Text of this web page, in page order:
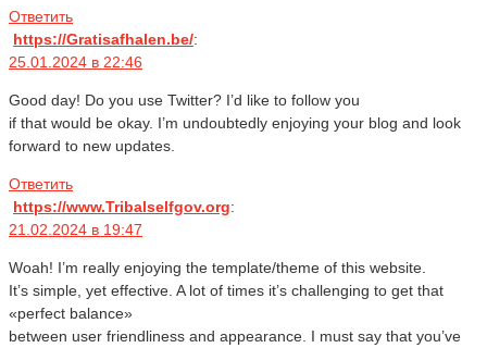
Ответить
https://Gratisafhalen.be/:
25.01.2024 в 22:46
Good day! Do you use Twitter? I’d like to follow you
if that would be okay. I’m undoubtedly enjoying your blog and look
forward to new updates.
Ответить
https://www.Tribalselfgov.org:
21.02.2024 в 19:47
Woah! I’m really enjoying the template/theme of this website.
It’s simple, yet effective. A lot of times it’s challenging to get that
«perfect balance»
between user friendliness and appearance. I must say that you’ve